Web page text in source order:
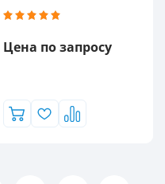
Цена по запросу